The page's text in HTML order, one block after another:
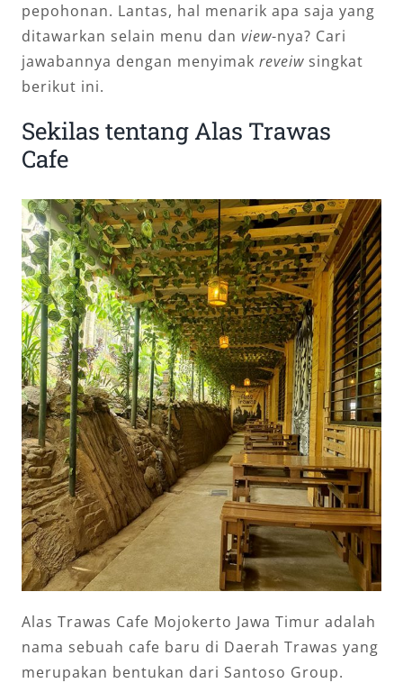
pepohonan. Lantas, hal menarik apa saja yang
ditawarkan selain menu dan view-nya? Cari
jawabannya dengan menyimak reveiw singkat
berikut ini.
Sekilas tentang Alas Trawas
Cafe
Alas Trawas Cafe Mojokerto Jawa Timur adalah
nama sebuah cafe baru di Daerah Trawas yang
merupakan bentukan dari Santoso Group.